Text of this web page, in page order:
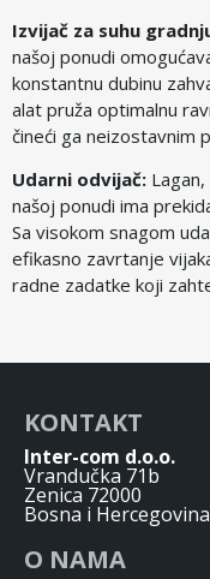
Izvijač za suhu
našoj ponudi
konstantnu dubinu
alat pruža optimalnu
čineći ga neizostavnim
Udarni odvijač:
našoj ponudi ima
Sa visokom snagom
efikasno zavrtanje
radne zadatke koji
KONTAKT
Inter-com d.o.o.
Vrandučka 71b
Zenica 72000
Bosna i Hercegovina
O NAMA